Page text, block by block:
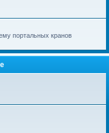
портальных кранов